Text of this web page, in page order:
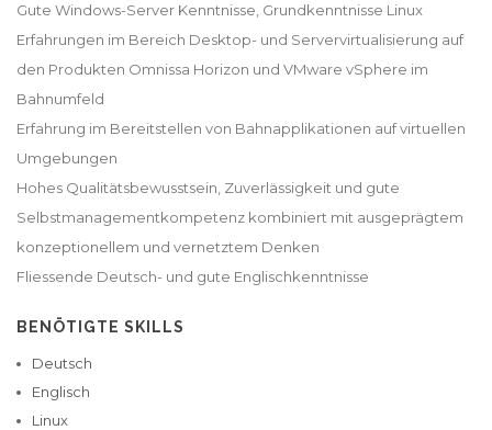
Gute Windows-Server Kenntnisse, Grundkenntnisse Linux
Erfahrungen im Bereich Desktop- und Servervirtualisierung auf
den Produkten Omnissa Horizon und VMware vSphere im
Bahnumfeld
Erfahrung im Bereitstellen von Bahnapplikationen auf virtuellen
Umgebungen
Hohes Qualitätsbewusstsein, Zuverlässigkeit und gute
Selbstmanagementkompetenz kombiniert mit ausgeprägtem
konzeptionellem und vernetztem Denken
BENÖTIGTE SKILLS
Deutsch
Englisch
Linux